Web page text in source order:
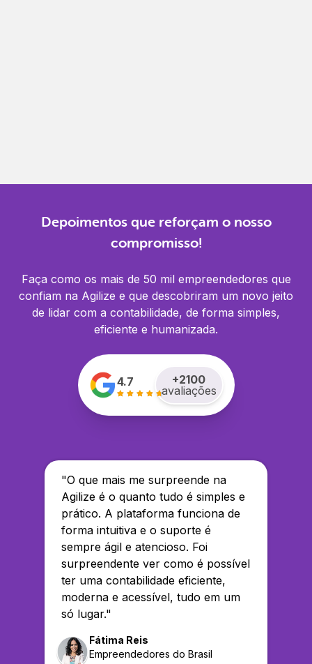
Depoimentos que reforçam o nosso
compromisso!
Faça como os mais de 50 mil empreendedores que
confiam na Agilize e que descobriram um novo jeito
de lidar com a contabilidade, de forma simples,
eficiente e humanizada.
4.7 +2100
avaliações
"O que mais me surpreende na
Agilize é o quanto tudo é simples e
prático. A plataforma funciona de
forma intuitiva e o suporte é
sempre ágil e atencioso. Foi
surpreendente ver como é possível
ter uma contabilidade eficiente,
moderna e acessível, tudo em um
só lugar."
Fátima Reis
Empreendedores do Brasil